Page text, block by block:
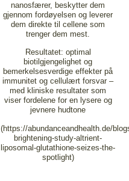
nanosfærer, beskytter dem
gjennom fordøyelsen og leverer
dem direkte til cellene som
trenger dem mest.
Resultatet: optimal
biotilgjengelighet og
bemerkelsesverdige effekter på
immunitet og cellulært forsvar –
med kliniske resultater som
viser fordelene for en lysere og
jevnere hudtone
(https://abundanceandhealth.de/
brightening-study-altrient-
liposomal-glutathione-seizes-the-
spotlight)